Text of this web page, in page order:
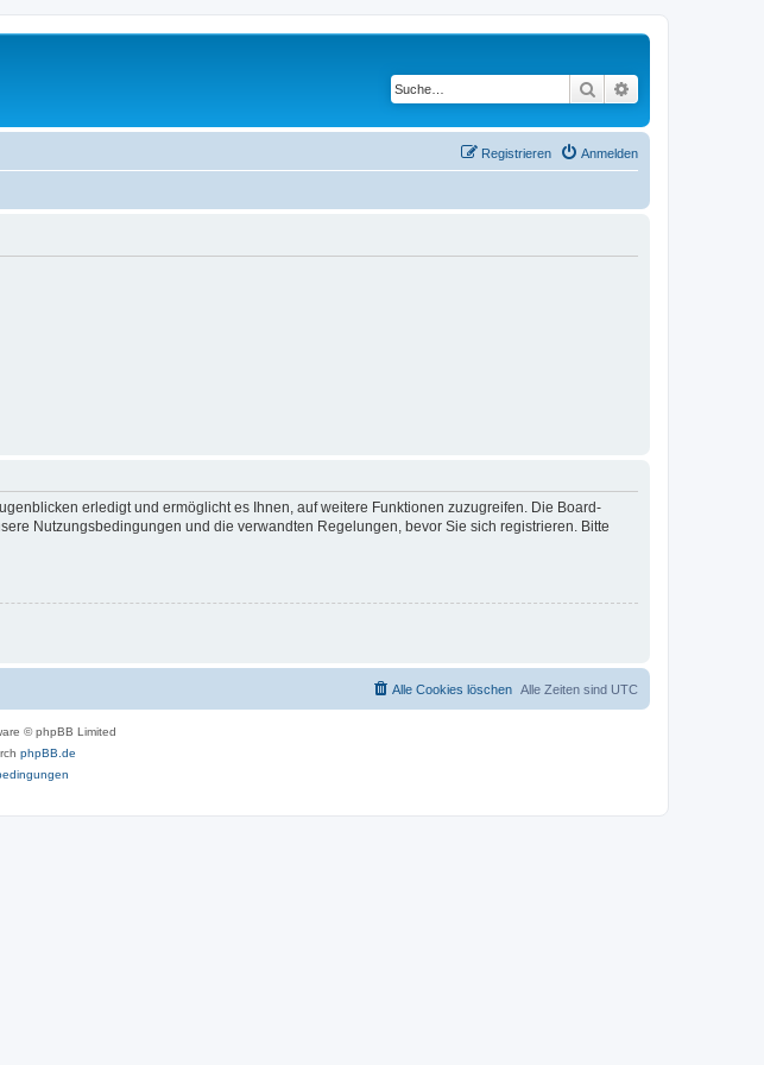
Suche
Anmelden
Registrieren
erledigt und ermöglicht es Ihnen, auf weitere Funktionen zuzugreifen. Die Board-
Nutzungsbedingungen und die verwandten Regelungen, bevor Sie sich registrieren. Bitte
Alle Zeiten sind UTC
Alle Cookies löschen
© phpBB Limited
phpBB.de